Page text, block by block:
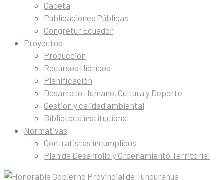
Gaceta
Publicaciones Públicas
Congretur Ecuador
Proyectos
Producción
Recursos Hídricos
Planificación
Desarrollo Humano, Cultura y Deporte
Gestión y calidad ambiental
Biblioteca institucional
Normativas
Contratistas incumplidos
Plan de Desarrollo y Ordenamiento Territorial